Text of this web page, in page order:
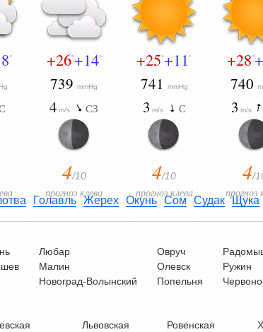
° +26°+14°
739mmHg
4 m/s СЗ
4/10
прогноз клева
+25°+11°
741 mmHg
3 m/s С
4/10
прогноз клева
+28°
740
3 m/s
4/
прогноз
Голавль Жерех Окунь Сом Судак Щука
Любар
Малин
Новоград-Волынский
Овруч
Олевск
Попельня
Ружин
Львовская
Ровенская